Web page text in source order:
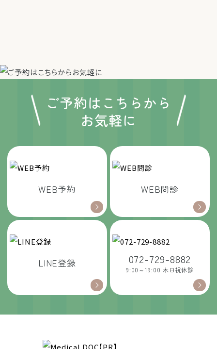
ご予約はこちらから
お気軽に
WEB予約 WEB問診
LINE登録 072-729-8882
9:00～19:00 木日祝休診